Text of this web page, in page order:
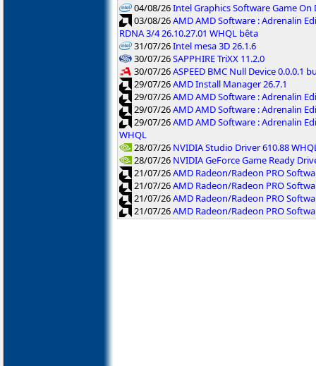
04/08/26Intel Graphics Software Game On
03/08/26AMD AMD Software : Adrenalin
RDNA 3/4 26.10.27.01 WHQL bêta
31/07/26Intel mesa 3D 26.1.6
30/07/26SAPPHIRE TriXX 11.2.0
30/07/26ASPEED BMC Null Device 0.0.0.1
29/07/26AMD Install Manager 26.7.1
29/07/26AMD AMD Software : Adrenalin
29/07/26AMD AMD Software : Adrenalin
29/07/26AMD AMD Software : Adrenalin
WHQL
28/07/26 NVIDIA Studio Driver 610.88
28/07/26 NVIDIA GeForce Game Ready
21/07/26AMD Radeon/Radeon PRO
21/07/26AMD Radeon/Radeon PRO
21/07/26AMD Radeon/Radeon PRO
21/07/26AMD Radeon/Radeon PRO